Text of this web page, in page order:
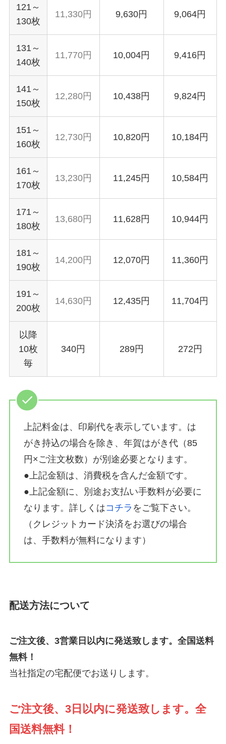
121～
130枚
11,330円 9,630円 9,064円
131～
140枚
11,770円 10,004円 9,416円
141～
150枚
12,280円 10,438円 9,824円
151～
160枚
12,730円 10,820円 10,184円
161～
170枚
13,230円 11,245円 10,584円
171～
180枚
13,680円 11,628円 10,944円
181～
190枚
14,200円 12,070円 11,360円
191～
200枚
14,630円 12,435円 11,704円
以降
10枚
毎
340円 289円 272円
上記料金は、印刷代を表示しています。は
がき持込の場合を除き、年賀はがき代（85
円×ご注文枚数）が別途必要となります。
●上記金額は、消費税を含んだ金額です。
●上記金額に、別途お支払い手数料が必要に
なります。詳しくはコチラ をご覧下さい。
（クレジットカード決済をお選びの場合
は、手数料が無料になります）
配送方法について
ご注文後、3営業日以内に発送致します。全国送料
無料！
当社指定の宅配便でお送りします。
ご注文後、3日以内に発送致します。全
国送料無料！